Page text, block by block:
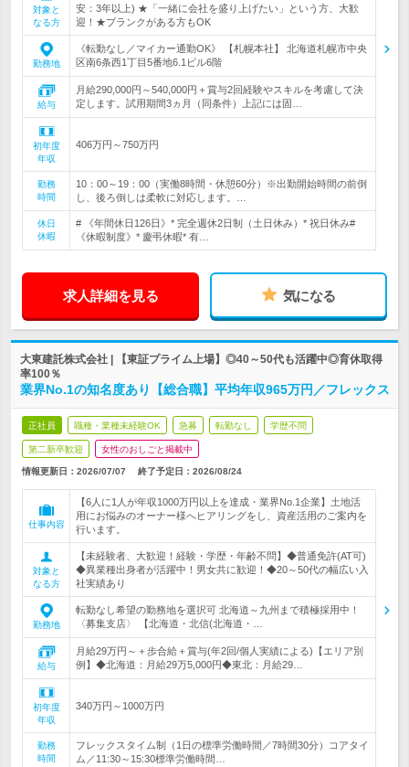
対象と
なる方
安：3年以上) ★「一緒に会社を盛り上げたい」という方、大歓
迎！★ブランクがある方もOK
勤務地
《転勤なし／マイカー通勤OK》 【札幌本社】 北海道札幌市中央
区南6条西1丁目5番地6.1ビル6階
給与
月給290,000円～540,000円＋賞与2回経験やスキルを考慮して決
定します。試用期間3ヵ月（同条件）上記には固…
初年度
年収
406万円～750万円
勤務
時間
10：00～19：00（実働8時間・休憩60分）※出勤開始時間の前倒
し、後ろ倒しは柔軟に対応します。…
休日
休暇
# 《年間休日126日》* 完全週休2日制（土日休み）* 祝日休み#
《休暇制度》* 慶弔休暇* 有…
求人詳細を見る 気になる
大東建託株式会社 | 【東証プライム上場】◎40～50代も活躍中◎育休取得
率100％
業界No.1の知名度あり【総合職】平均年収965万円／フレックス
正社員 職種・業種未経験OK 急募 転勤なし 学歴不問
第二新卒歓迎 女性のおしごと掲載中
情報更新日：2026/07/07 終了予定日： 2026/08/24
仕事内容
【6人に1人が年収1000万円以上を達成・業界No.1企業】土地活
用にお悩みのオーナー様へヒアリングをし、資産活用のご案内を
行います。
対象と
なる方
【未経験者、大歓迎！経験・学歴・年齢不問】◆普通免許(AT可)
◆異業種出身者が活躍中！男女共に歓迎！◆20～50代の幅広い入
社実績あり
勤務地
転勤なし希望の勤務地を選択可 北海道～九州まで積極採用中！
〈募集支店〉 【北海道・北信(北海道・…
給与
月給29万円～＋歩合給＋賞与(年2回/個人実績による)【エリア別
例】◆北海道：月給29万5,000円◆東北：月給29…
初年度
年収
340万円～1000万円
勤務
時間
フレックスタイム制（1日の標準労働時間／7時間30分）コアタイ
ム／11:30～15:30標準労働時間…